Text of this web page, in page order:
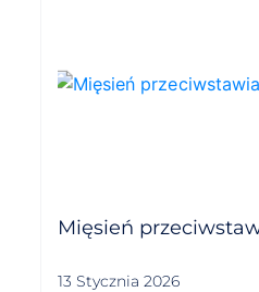
Mięsień
13 Stycznia 2026